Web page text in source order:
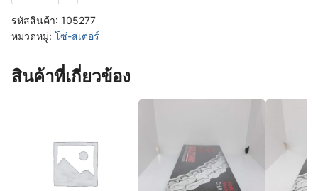
พระอาทิตย์
428H-
126
รหัสสินค้า: 105277
หมวดหมู่: โซ่-สเตอร์
สินค้าที่เกี่ยวข้อง